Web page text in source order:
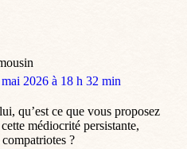
2026 à 18 h 32 min
qu’est ce que vous proposez
médiocrité persistante,
?